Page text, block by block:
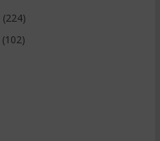
(224)
(102)